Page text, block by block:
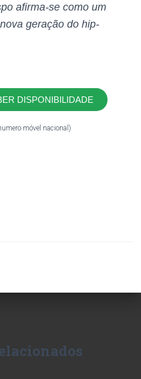
afirma-se como um
geração do hip-
DISPONIBILIDADE
móvel nacional)